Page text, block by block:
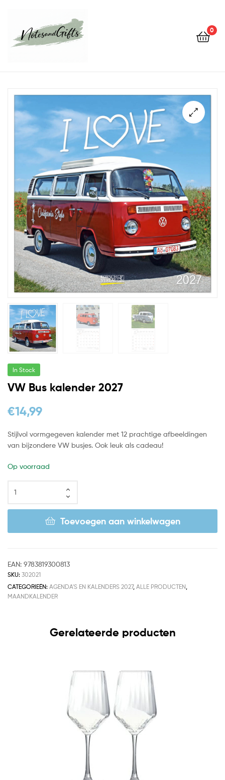
0
In Stock
VW Bus kalender 2027
€14,99
Stijlvol vormgegeven kalender met 12 prachtige afbeeldingen
van bijzondere VW busjes. Ook leuk als cadeau!
Op voorraad
Toevoegen aan winkelwagen
EAN: 9783819300813
SKU: 302021
CATEGORIEËN: AGENDA'S EN KALENDERS 2027, ALLE PRODUCTEN
MAANDKALENDER
Gerelateerde producten